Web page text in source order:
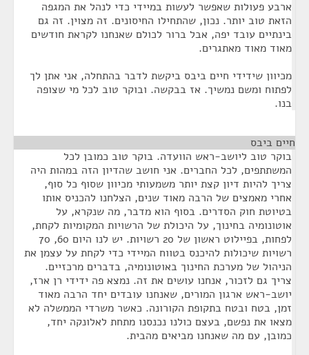
ארבע פעולות שאפשר לעשות במיידי כדי לנהל את המגפה
הזאת טוב יותר. נכון, שהתחילו החיסונים. זה מצוין. זה גם
בינתיים עובד יפה, אבל ברור לכולם שאנחנו לקראת חודשים
מאוד מאוד מאתגרים.
מכיוון שידידי חיים ביבס ביקשת לדבר בהתחלה, אני אתן לך
לפתוח ומשם נמשיך. אז בבקשה. ובוקר טוב לכל מי שצופה
בנו.
חיים ביבס
בוקר טוב ליושב-ראש הוועדה. בוקר טוב כמובן לכל
המשתתפים, לכל החברים. אני חושב שהדיון הזה במהות היה
צריך להיות דיון קצת יותר משמעותי מכיוון שסוף כל סוף,
אחרי מאמצים של הרבה מאוד שנים, הצלחנו להכניס אותו
בטיוטת חוק הסדרים. בסוף הוא מדבר, מה שנקרא, על
אוטונומיה בחינוך, על היכולת של הרשויות המקומיות לקחת,
לפחות, בפיילוט ראשון של 20 רשויות. יש לנו היום 60, 70
רשויות שיכולות להיכנס בטווח המיידי כדי לקחת על עצמן את
הניהול של מערכת החינוך באוטונומיה, בדברים מרכזיים.
צריך גם לזכור, אנחנו עושים את זה. נמצא פה ידידי רן ארז,
יושב-ראש ארגון המורים, שאנחנו עובדים יחד הרבה מאוד
זמן, בטח ובטח בתקופת הקורונה. כאשר משרדי הממשלה לא
מצאו את נפשם, בעצם כולנו נכנסנו מתחת לאלונקה יחד,
כמובן, עם מה שאנחנו מביאים מהבית.